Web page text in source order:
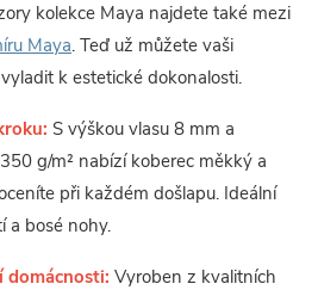
kolekce Maya najdete také mezi
Maya. Teď už můžete vaši
k estetické dokonalosti.
S výškou vlasu 8 mm a
g/m² nabízí koberec měkký a
při každém došlapu. Ideální
a bosé nohy.
Vyroben z kvalitních